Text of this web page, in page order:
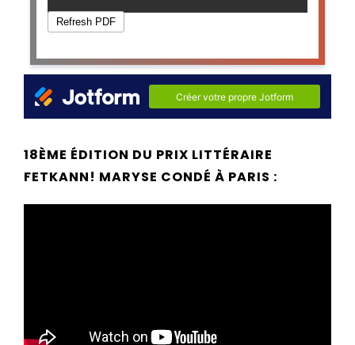
18ÈME ÉDITION DU PRIX LITTÉRAIRE
FETKANN! MARYSE CONDÉ À PARIS :